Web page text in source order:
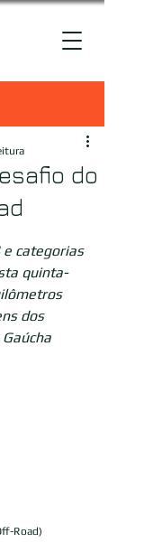
do
e categorias
quinta-
dos
Road)